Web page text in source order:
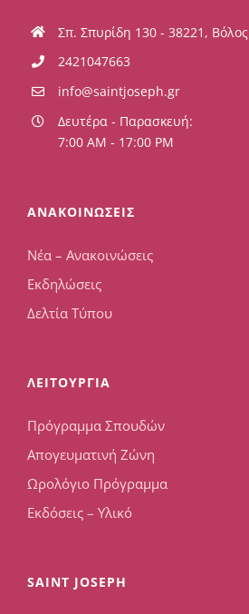
Σπ. Σπυρίδη 130 - 38221, Βόλος
2421047663
info@saintjoseph.gr
Δευτέρα - Παρασκευή:
7:00 AM - 17:00 PM
ΑΝΑΚΟΙΝΩΣΕΙΣ
Νέα – Ανακοινώσεις
Εκδηλώσεις
Δελτία Τύπου
ΛΕΙΤΟΥΡΓΙΑ
Πρόγραμμα Σπουδών
Απογευματινή Ζώνη
Ωρολόγιο Πρόγραμμα
Εκδόσεις – Υλικό
SAINT JOSEPH